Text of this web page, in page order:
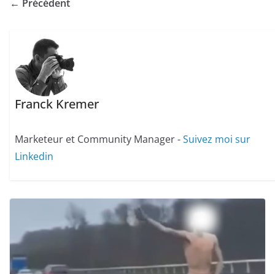
← Précédent
Franck Kremer
Marketeur et Community Manager -Suivez moi sur
Linkedin